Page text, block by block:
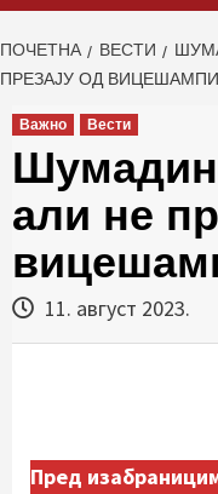
ПОЧЕТНА ВЕСТИ
ПРЕЗАЈУ ОД
Важно Вести
али не
11. август 2023.
Пред